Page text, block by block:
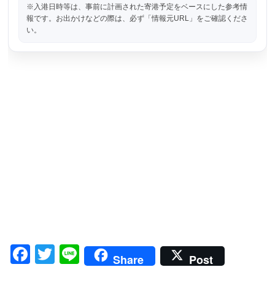
※入港日時等は、事前に計画された寄港予定をベースにした参考情
報です。お出かけなどの際は、必ず「情報元URL」をご確認くださ
い。
Facebook
Twitter
LineShare Post